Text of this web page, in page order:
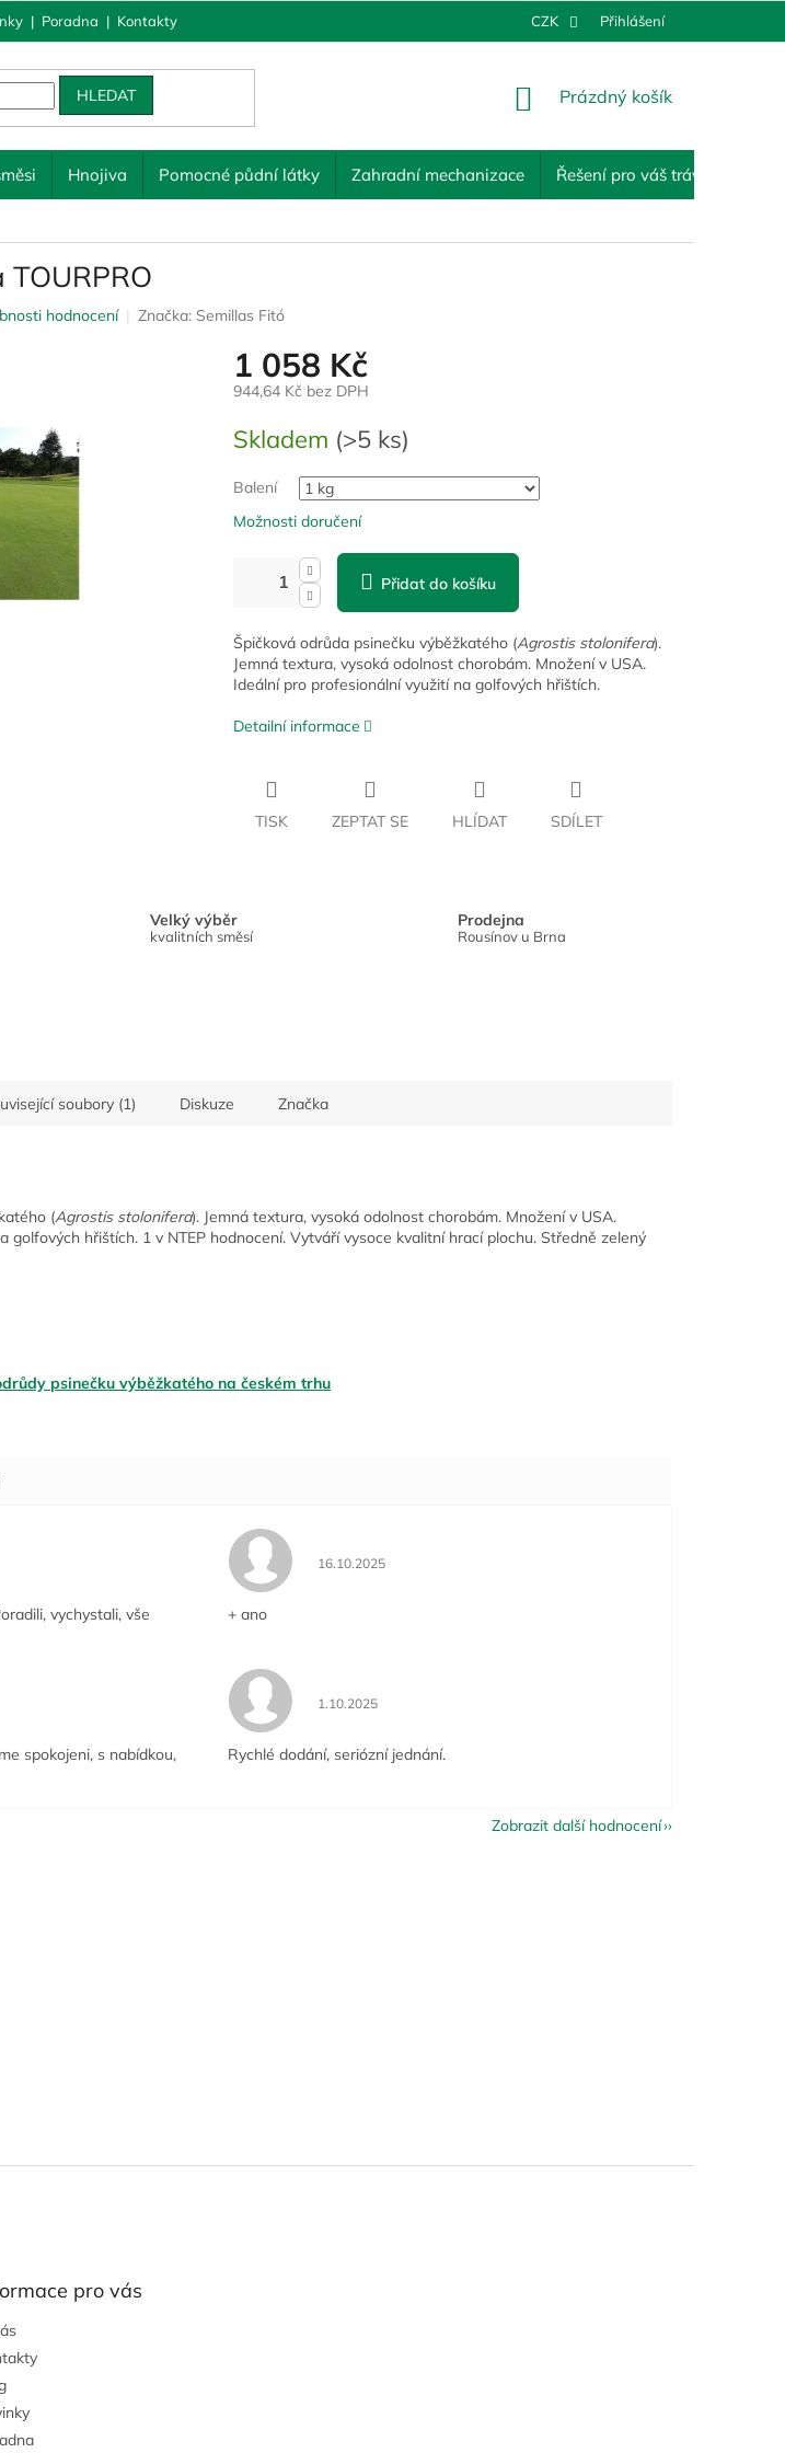
| Poradna | Kontakty CZK Přihlášení
HLEDAT
NÁKUPNÍ
Prázdný košík
Hnojiva Pomocné půdní látky Zahradní mechanizace Řešení pro váš trávník
hodnocení Značka: Semillas Fitó
1 058 Kč
944,64 Kč bez DPH
cena:
Skladem (>5 ks)
Balení
Možnosti doručení
Přidat do košíku
Špičková odrůda psinečku výběžkatého (Agrostis stolonifera).
Jemná textura, vysoká odolnost chorobám. Množení v USA.
Ideální pro profesionální využití na golfových hřištích.
Detailní informace
TISK ZEPTAT SE HLÍDAT SDÍLET
Velký výběr
kvalitních směsí
Prodejna
Rousínov u Brna
soubory (1) Diskuze Značka
(Agrostis stolonifera). Jemná textura, vysoká odolnost chorobám. Množení v USA.
golfových hřištích. 1 v NTEP hodnocení. Vytváří vysoce kvalitní hrací plochu. Středně zelený
psinečku výběžkatého na českém trhu
5 z 5 hvězdiček.
vychystali, vše
Hodnocení obchodu je 5 z 5 hvězdiček.
16.10.2025
+ ano
5 z 5 hvězdiček.
spokojeni, s nabídkou,
Hodnocení obchodu je 5 z 5 hvězdiček.
1.10.2025
Rychlé dodání, seriózní jednání.
Zobrazit další hodnocení
pro vás